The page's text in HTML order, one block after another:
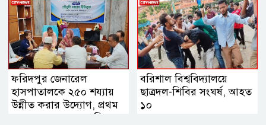
ফরিদপুর জেনারেল
হাসপাতালকে ২৫০ শয্যায়
উন্নীত করার উদ্যোগ, প্রথম
ব্যবস্থাপনা সভায় এমপি
বরিশাল বিশ্ববিদ্যালয়ে
ছাত্রদল-শিবির সংঘর্ষ, আহত
১০